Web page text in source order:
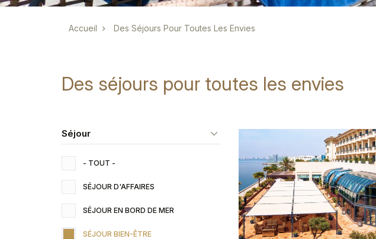
Fil d'Ariane
Accueil Des Séjours Pour Toutes Les Envies
Des séjours pour toutes les envies
Séjour
- TOUT -
SÉJOUR D'AFFAIRES
SÉJOUR EN BORD DE MER
SÉJOUR BIEN-ÊTRE